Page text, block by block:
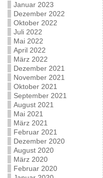
Januar 2023
Dezember 2022
Oktober 2022
Juli 2022
Mai 2022
April 2022
März 2022
Dezember 2021
November 2021
Oktober 2021
September 2021
August 2021
Mai 2021
März 2021
Februar 2021
Dezember 2020
August 2020
März 2020
Februar 2020